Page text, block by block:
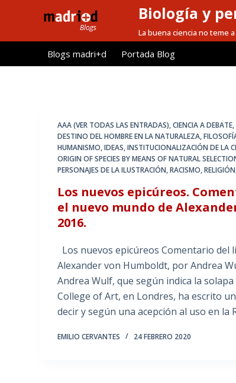
l
Biología y
La buena ciencia no teme
Blogs madri+d Portada Blog
AAA (VER TODAS LAS ENTRADAS),CIENCIA A DEBATE,
DESTINO DEL HOMBRE EN LA NATURALEZA,
HUMANISMO,IDEAS,INSTITUCIONALIZACIÓN DE LA
ORIGIN OF SPECIES BY MEANS OF NATURAL
PERSONAJES DE LA ILUSTRACIÓN,RACISMO,RELIGIÓN
Los nuevos epicúreos.
el nuevo mundo de
2016.
Los nuevos epicúreos Comentario del
Alexander von Humboldt, por Andrea
Andrea Wulf, que según indica la
College of Art, en Londres, ha escrito
decir y según una acepción al uso en la
EMILIO CERVANTES 24 FEBRERO 2020